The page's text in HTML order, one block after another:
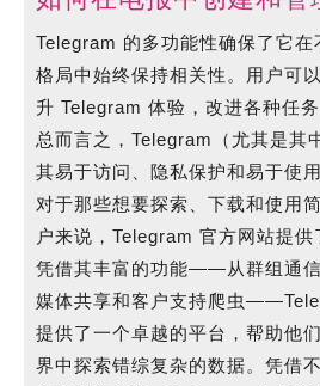
Telegram 的多功能性确保了它在
格局中始终保持相关性。用户可
升 Telegram 体验，改进各种任
总而言之，Telegram（尤其是其
其易于访问、隐私保护和易于使
对于那些想要探索、下载和使用
户来说，Telegram 官方网站提供
凭借其丰富的功能——从群组通
媒体共享和客户支持爬虫
提供了一个卓越的平台，帮助他
界中探索错综复杂的数据。凭借